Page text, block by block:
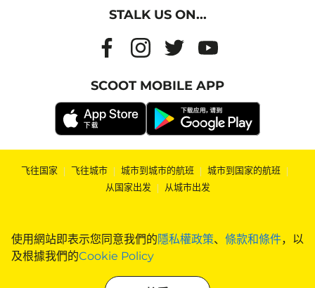
使用網站即表示您同意我們的隱私權政策、 條款和條件，以
及根據我們的Cookie Policy
STALK US ON...
SCOOT MOBILE APP
飞往国家 | 飞往城市 | 城市到城市的航班 | 城市到国家的航班 |
从国家出发 | 从城市出发